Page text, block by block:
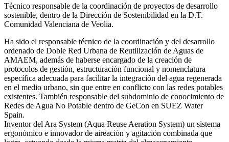
Técnico responsable de la coordinación de proyectos de desarrollo
sostenible, dentro de la Dirección de Sostenibilidad en la D.T.
Comunidad Valenciana de Veolia.
Ha sido el responsable técnico de la coordinación y del desarrollo
ordenado de Doble Red Urbana de Reutilización de Aguas de
AMAEM, además de haberse encargado de la creación de
protocolos de gestión, estructuración funcional y nomenclatura
específica adecuada para facilitar la integración del agua regenerada
en el medio urbano, sin que entre en conflicto con las redes potables
existentes. También responsable del subdominio de conocimiento de
Redes de Agua No Potable dentro de GeCon en SUEZ Water
Spain.
Inventor del Ara System (Aqua Reuse Aeration System) un sistema
ergonómico e innovador de aireación y agitación combinada que